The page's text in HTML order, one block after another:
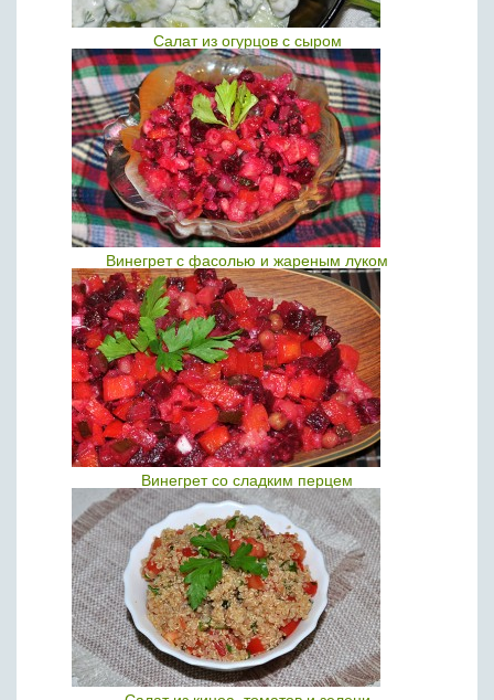
Салат из огурцов с сыром
Винегрет с фасолью и жареным луком
Винегрет со сладким перцем